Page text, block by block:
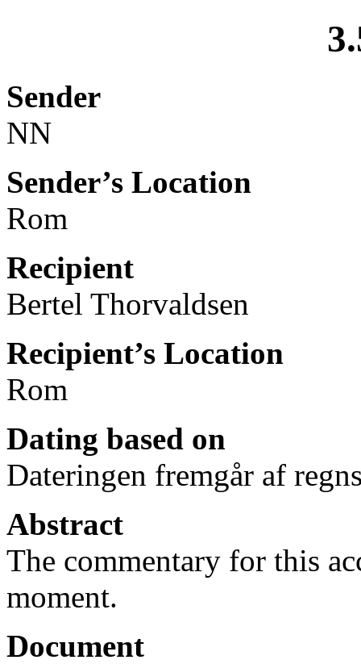
Sender
NN
Sender’s Location
Rom
Recipient
Bertel Thorvaldsen
Recipient’s Location
Rom
Dating based on
Dateringen fremgår af
Abstract
The commentary for this
moment.
Document